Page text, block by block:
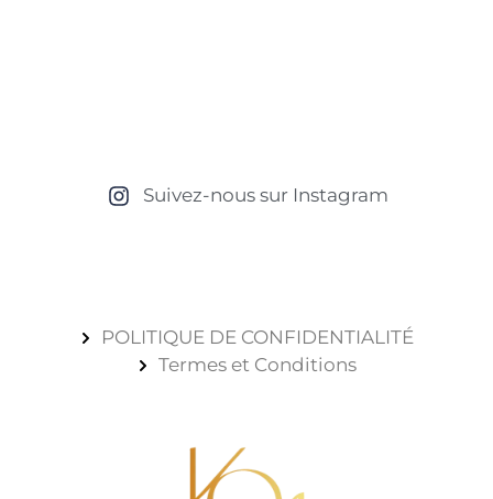
Suivez-nous sur Instagram
POLITIQUE DE CONFIDENTIALITÉ
Termes et Conditions